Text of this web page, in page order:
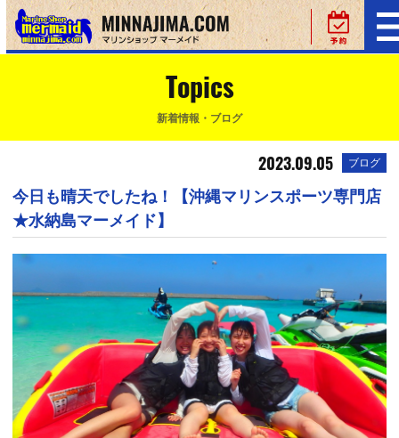
Topics
新着情報・ブログ
2023.09.05 ブログ
今日も晴天でしたね！【沖縄マリンスポーツ専門店
★水納島マーメイド】